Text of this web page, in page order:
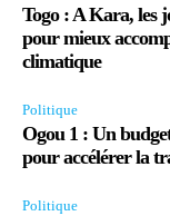
Togo : A Kara, les
pour mieux
climatique
Politique
Ogou 1 : Un
pour accélérer la
Politique